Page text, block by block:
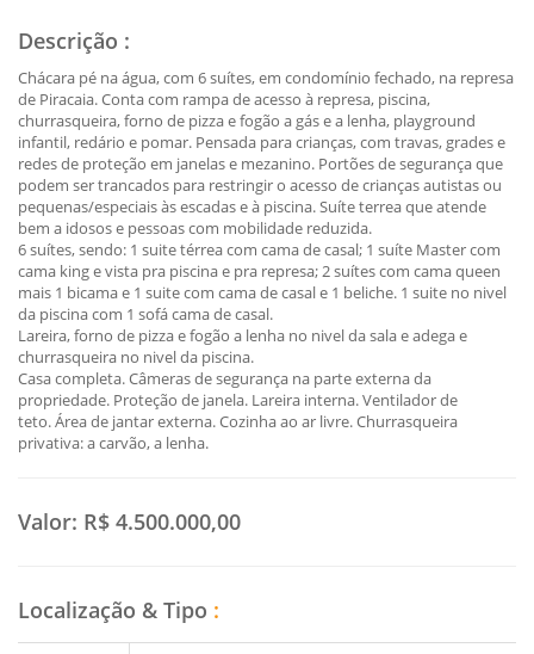
Descrição :
Chácara pé na água, com 6 suítes, em condomínio fechado, na represa
de Piracaia. Conta com rampa de acesso à represa, piscina,
churrasqueira, forno de pizza e fogão a gás e a lenha, playground
infantil, redário e pomar. Pensada para crianças, com travas, grades e
redes de proteção em janelas e mezanino. Portões de segurança que
podem ser trancados para restringir o acesso de crianças autistas ou
pequenas/especiais às escadas e à piscina. Suíte terrea que atende
bem a idosos e pessoas com mobilidade reduzida.
6 suítes, sendo: 1 suite térrea com cama de casal; 1 suíte Master com
cama king e vista pra piscina e pra represa; 2 suítes com cama queen
mais 1 bicama e 1 suite com cama de casal e 1 beliche. 1 suite no nivel
da piscina com 1 sofá cama de casal.
Lareira, forno de pizza e fogão a lenha no nivel da sala e adega e
churrasqueira no nivel da piscina.
Casa completa. Câmeras de segurança na parte externa da
propriedade. Proteção de janela. Lareira interna. Ventilador de
teto. Área de jantar externa. Cozinha ao ar livre. Churrasqueira
privativa: a carvão, a lenha.
Valor: R$ 4.500.000,00
Localização & Tipo :